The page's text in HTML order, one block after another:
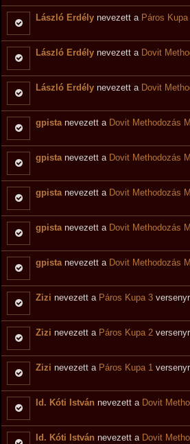
László Erdély nevezett a Páros Kupa
László Erdély nevezett a Dovit
László Erdély nevezett a Dovit
gpistanevezett a Dovit Methodozás
gpistanevezett a Dovit Methodozás
gpistanevezett a Dovit Methodozás
gpistanevezett a Dovit Methodozás
gpistanevezett a Dovit Methodozás
Zizi nevezett a Páros Kupa 3
Zizi nevezett a Páros Kupa 2
Zizi nevezett a Páros Kupa 1
Id. Kóti István nevezett a Dovit
Id. Kóti István nevezett a Dovit